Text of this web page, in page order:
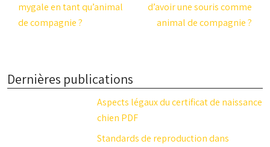
mygale en tant qu’animal
de compagnie ?
d’avoir une souris comme
animal de compagnie ?
Dernières publications
Aspects légaux du certificat de naissance
chien PDF
Standards de reproduction dans